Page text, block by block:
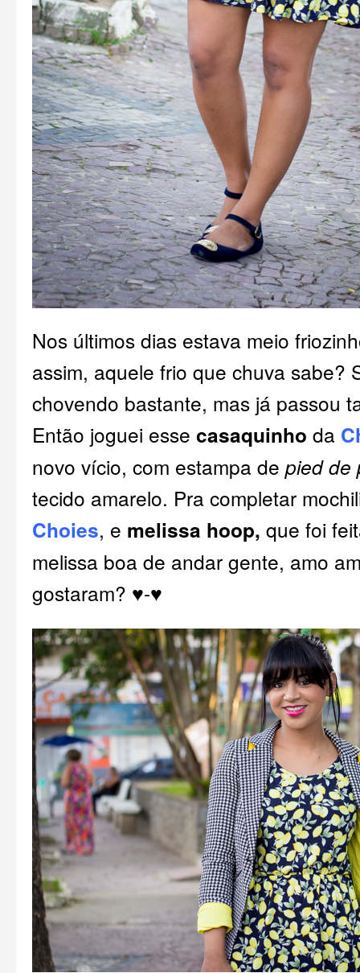
Nos últimos dias estava meio
assim, aquele frio que chuva sabe?
chovendo bastante, mas já passou
Então joguei esse casaquinho da
novo vício, com estampa de pied de
tecido amarelo. Pra completar
Choies, e melissa hoop, que foi
melissa boa de andar gente, amo
gostaram? ♥-♥